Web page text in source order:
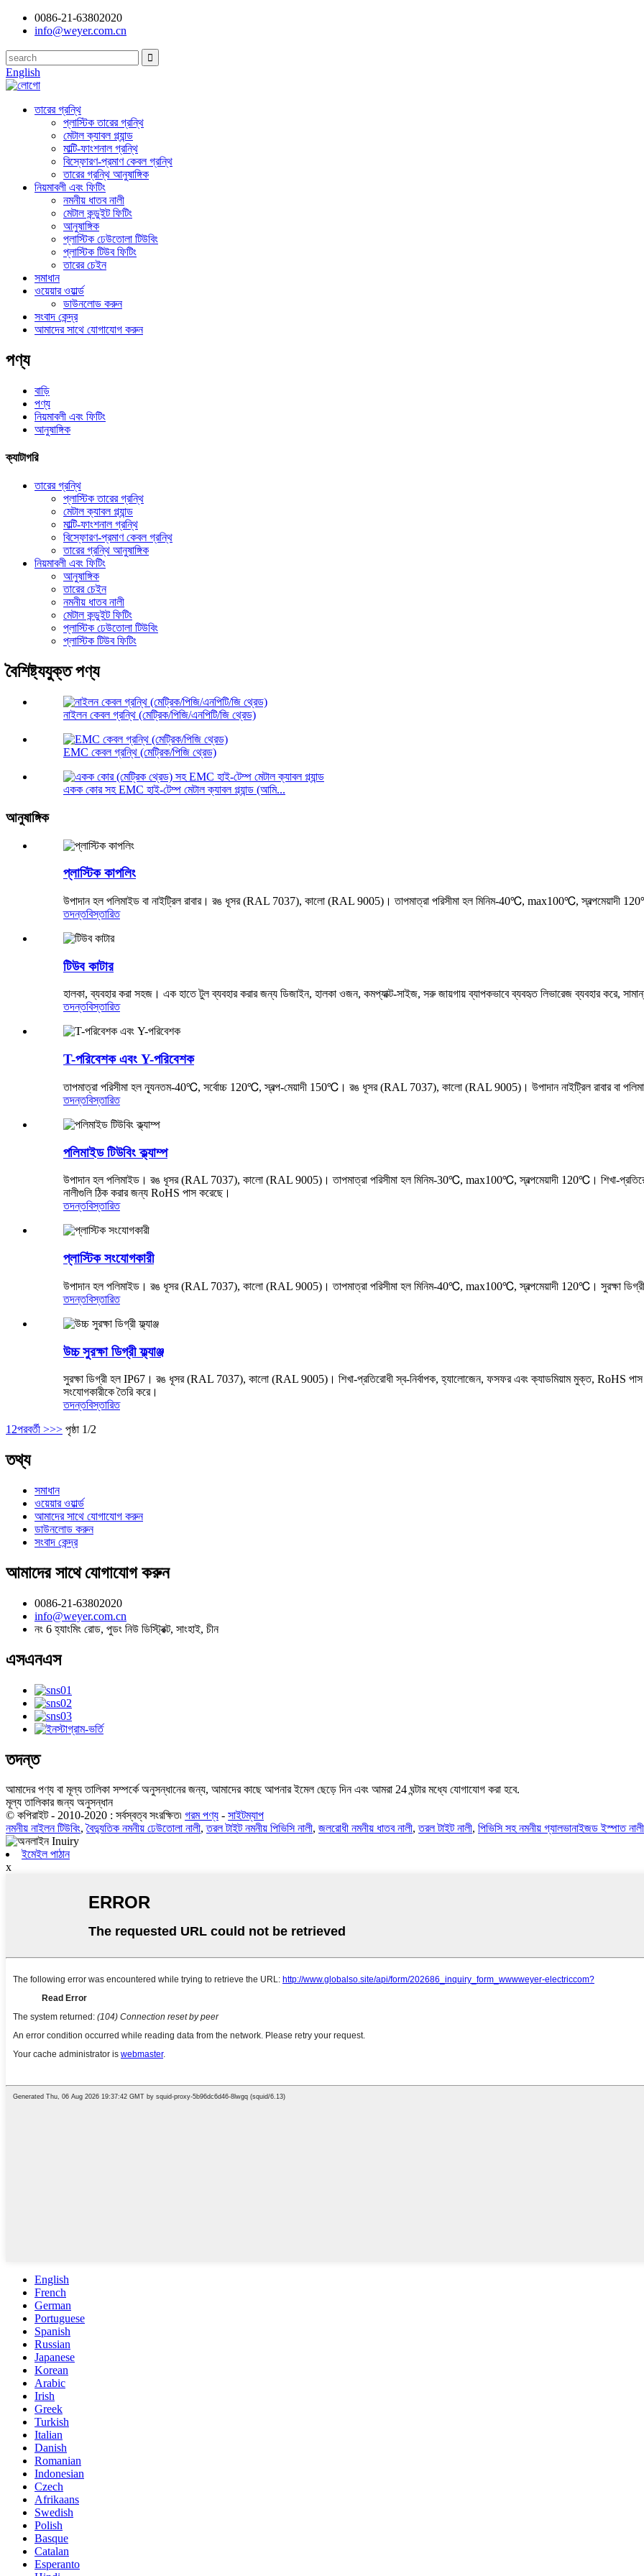
0086-21-63802020
info@weyer.com.cn
English
তারের গ্রন্থি
প্লাস্টিক তারের গ্রন্থি
মেটাল ক্যাবল গ্ল্যান্ড
মাল্টি-ফাংশনাল গ্রন্থি
বিস্ফোরণ-প্রমাণ কেবল গ্রন্থি
তারের গ্রন্থি আনুষাঙ্গিক
নিয়মাবলী এবং ফিটিং
নমনীয় ধাতব নালী
মেটাল কন্ডুইট ফিটিং
আনুষাঙ্গিক
প্লাস্টিক ঢেউতোলা টিউবিং
প্লাস্টিক টিউব ফিটিং
তারের চেইন
সমাধান
ওয়েয়ার ওয়ার্ল্ড
ডাউনলোড করুন
সংবাদ কেন্দ্র
আমাদের সাথে যোগাযোগ করুন
পণ্য
বাড়ি
পণ্য
নিয়মাবলী এবং ফিটিং
আনুষাঙ্গিক
ক্যাটাগরি
তারের গ্রন্থি
প্লাস্টিক তারের গ্রন্থি
মেটাল ক্যাবল গ্ল্যান্ড
মাল্টি-ফাংশনাল গ্রন্থি
বিস্ফোরণ-প্রমাণ কেবল গ্রন্থি
তারের গ্রন্থি আনুষাঙ্গিক
নিয়মাবলী এবং ফিটিং
আনুষাঙ্গিক
তারের চেইন
নমনীয় ধাতব নালী
মেটাল কন্ডুইট ফিটিং
প্লাস্টিক ঢেউতোলা টিউবিং
প্লাস্টিক টিউব ফিটিং
বৈশিষ্ট্যযুক্ত পণ্য
নাইলন কেবল গ্রন্থি (মেট্রিক/পিজি/এনপিটি/জি থ্রেড)
EMC কেবল গ্রন্থি (মেট্রিক/পিজি থ্রেড)
একক কোর সহ EMC হাই-টেম্প মেটাল ক্যাবল গ্ল্যান্ড (আমি...
আনুষাঙ্গিক
প্লাস্টিক কাপলিং
উপাদান হল পলিমাইড বা নাইট্রিল রাবার। রঙ ধূসর (RAL 7037), কালো (RAL 9005)। তাপমাত্রা পরিসীমা হল মিনিম-40℃, max100℃, স্বল্পমেয়াদী
তদন্তবিস্তারিত
টিউব কাটার
হালকা, ব্যবহার করা সহজ। এক হাতে টুল ব্যবহার করার জন্য ডিজাইন, হালকা ওজন, কমপ্যাক্ট-সাইজ, সরু জায়গায় ব্যাপকভাবে ব্যবহৃত লিভারেজ ব্যবহার করে,
তদন্তবিস্তারিত
T-পরিবেশক এবং Y-পরিবেশক
তাপমাত্রা পরিসীমা হল ন্যূনতম-40℃, সর্বোচ্চ 120℃, স্বল্প-মেয়াদী 150℃। রঙ ধূসর (RAL 7037), কালো (RAL 9005)। উপাদান নাইট্রিল রাবার বা
তদন্তবিস্তারিত
পলিমাইড টিউবিং ক্ল্যাম্প
উপাদান হল পলিমাইড। রঙ ধূসর (RAL 7037), কালো (RAL 9005)। তাপমাত্রা পরিসীমা হল মিনিম-30℃, max100℃, স্বল্পমেয়াদী 120℃। শিখা-
নালীগুলি ঠিক করার জন্য RoHS পাস করেছে।
তদন্তবিস্তারিত
প্লাস্টিক সংযোগকারী
উপাদান হল পলিমাইড। রঙ ধূসর (RAL 7037), কালো (RAL 9005)। তাপমাত্রা পরিসীমা হল মিনিম-40℃, max100℃, স্বল্পমেয়াদী 120℃। সুরক্ষা
তদন্তবিস্তারিত
উচ্চ সুরক্ষা ডিগ্রী ফ্ল্যাঞ্জ
সুরক্ষা ডিগ্রী হল IP67। রঙ ধূসর (RAL 7037), কালো (RAL 9005)। শিখা-প্রতিরোধী স্ব-নির্বাপক, হ্যালোজেন, ফসফর এবং ক্যাডমিয়াম মুক্ত, RoHS পাস।
সংযোগকারীকে তৈরি করে।
তদন্তবিস্তারিত
1 2পরবর্তী >>> পৃষ্ঠা 1/2
তথ্য
সমাধান
ওয়েয়ার ওয়ার্ল্ড
আমাদের সাথে যোগাযোগ করুন
ডাউনলোড করুন
সংবাদ কেন্দ্র
আমাদের সাথে যোগাযোগ করুন
0086-21-63802020
info@weyer.com.cn
নং 6 হ্যাংমিং রোড, পুডং নিউ ডিস্ট্রিক্ট, সাংহাই, চীন
এসএনএস
তদন্ত
আমাদের পণ্য বা মূল্য তালিকা সম্পর্কে অনুসন্ধানের জন্য, আমাদের কাছে আপনার ইমেল ছেড়ে দিন এবং আমরা 24 ঘন্টার মধ্যে যোগাযোগ করা হবে.
মূল্য তালিকার জন্য অনুসন্ধান
© কপিরাইট - 2010-2020 : সর্বস্বত্ব সংরক্ষিত৷ গরম পণ্য - সাইটম্যাপ
নমনীয় নাইলন টিউবিং,বৈদ্যুতিক নমনীয় ঢেউতোলা নালী,তরল টাইট নমনীয় পিভিসি নালী, জলরোধী নমনীয় ধাতব নালী,তরল টাইট নালী, পিভিসি সহ নমনীয় গ্যালভানাইজড ইস্পাত নালী
ইমেইল পাঠান
x
English
French
German
Portuguese
Spanish
Russian
Japanese
Korean
Arabic
Irish
Greek
Turkish
Italian
Danish
Romanian
Indonesian
Czech
Afrikaans
Swedish
Polish
Basque
Catalan
Esperanto